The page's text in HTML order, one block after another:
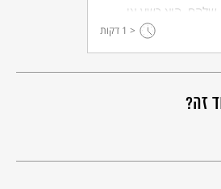
זה?
שלהם, הוא רשע או
< 1 דקות